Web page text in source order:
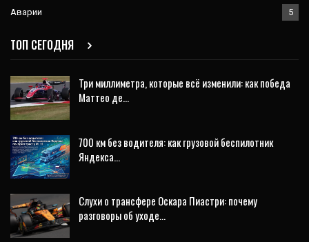
Аварии 5
ТОП СЕГОДНЯ
Три миллиметра, которые всё изменили: как победа
Маттео де…
700 км без водителя: как грузовой беспилотник
Яндекса…
Слухи о трансфере Оскара Пиастри: почему
разговоры об уходе…